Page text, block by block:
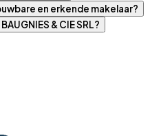
en erkende makelaar?
& CIE SRL?